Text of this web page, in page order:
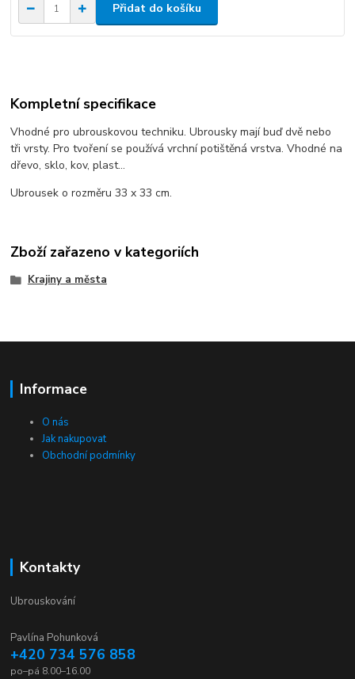
Přidat do košíku
Kompletní specifikace
Vhodné pro ubrouskovou techniku. Ubrousky mají buď dvě nebo
tři vrsty. Pro tvoření se používá vrchní potištěná vrstva. Vhodné na
dřevo, sklo, kov, plast...
Ubrousek o rozměru 33 x 33 cm.
Zboží zařazeno v kategoriích
Krajiny a města
Informace
O nás
Jak nakupovat
Obchodní podmínky
Kontakty
Ubrouskování
Pavlína Pohunková
+420 734 576 858
po–pá 8.00–16.00